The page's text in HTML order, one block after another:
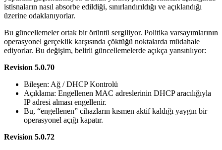
istisnaların nasıl absorbe edildiği, sınırlandırıldığı ve açıklandığı
üzerine odaklanıyorlar.
Bu güncellemeler ortak bir örüntü sergiliyor. Politika varsayımlarının
operasyonel gerçeklik karşısında çöktüğü noktalarda müdahale
ediyorlar. Bu değişim, belirli güncellemelerde açıkça yansıtılıyor:
Revision 5.0.70
Bileşen: Ağ / DHCP Kontrolü
Açıklama: Engellenen MAC adreslerinin DHCP aracılığıyla
IP adresi alması engellenir.
Bu, “engellenen” cihazların kısmen aktif kaldığı yaygın bir
operasyonel açığı kapatır.
Revision 5.0.72